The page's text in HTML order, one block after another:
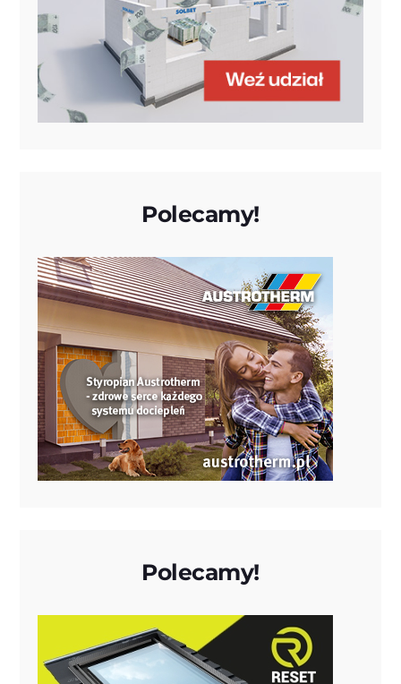
Polecamy!
Polecamy!